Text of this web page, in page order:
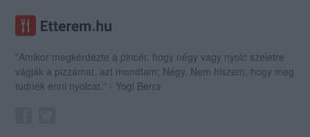
"Amikor megkérdezte a pincér, hogy négy vagy nyolc szeletre
vágják a pizzámat, azt mondtam; Négy. Nem hiszem, hogy meg
tudnék enni nyolcat." - Yogi Berra